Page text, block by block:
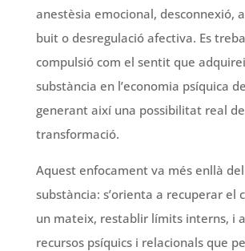
anestèsia emocional, desconnexió,
buit o desregulació afectiva. Es
compulsió com el sentit que
substància en l’economia psíquica
generant així una possibilitat real de
transformació.
Aquest enfocament va més enllà
substància: s’orienta a recuperar el
un mateix, restablir límits interns, i
recursos psíquics i relacionals que